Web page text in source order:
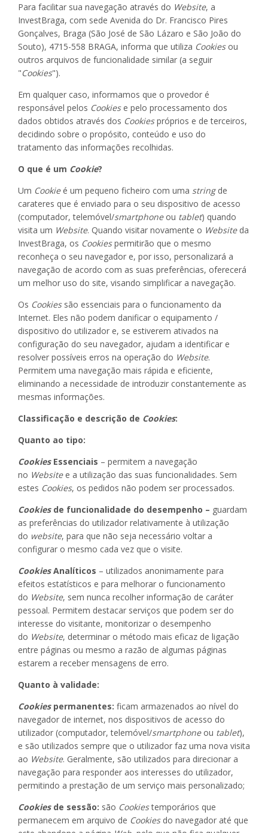
Para facilitar sua navegação através do Website, a
InvestBraga, com sede Avenida do Dr. Francisco Pires
Gonçalves, Braga (São José de São Lázaro e São João do
Souto), 4715-558 BRAGA, informa que utiliza Cookiesou
outros arquivos de funcionalidade similar (a seguir
"Cookies").
Em qualquer caso, informamos que o provedor é
responsável pelos Cookiese pelo processamento dos
dados obtidos através dos Cookiespróprios e de terceiros,
decidindo sobre o propósito, conteúdo e uso do
tratamento das informações recolhidas.
O que é um Cookie?
Um Cookieé um pequeno ficheiro com uma stringde
carateres que é enviado para o seu dispositivo de acesso
(computador, telemóvel/smartphoneou tablet) quando
visita um Website. Quando visitar novamente o Websiteda
InvestBraga, os Cookiespermitirão que o mesmo
reconheça o seu navegador e, por isso, personalizará a
navegação de acordo com as suas preferências, oferecerá
um melhor uso do site, visando simplificar a navegação.
Os Cookiessão essenciais para o funcionamento da
Internet. Eles não podem danificar o equipamento /
dispositivo do utilizador e, se estiverem ativados na
configuração do seu navegador, ajudam a identificar e
resolver possíveis erros na operação do Website.
Permitem uma navegação mais rápida e eficiente,
eliminando a necessidade de introduzir constantemente as
mesmas informações.
Classificação e descrição de Cookies:
Quanto ao tipo:
CookiesEssenciais – permitem a navegação
no Websitee a utilização das suas funcionalidades. Sem
estes Cookies, os pedidos não podem ser processados.
Cookiesde funcionalidade do desempenho – guardam
as preferências do utilizador relativamente à utilização
do website, para que não seja necessário voltar a
configurar o mesmo cada vez que o visite.
CookiesAnalíticos – utilizados anonimamente para
efeitos estatísticos e para melhorar o funcionamento
do Website, sem nunca recolher informação de caráter
pessoal. Permitem destacar serviços que podem ser do
interesse do visitante, monitorizar o desempenho
do Website, determinar o método mais eficaz de ligação
entre páginas ou mesmo a razão de algumas páginas
estarem a receber mensagens de erro.
Quanto à validade:
Cookiespermanentes: ficam armazenados ao nível do
navegador de internet, nos dispositivos de acesso do
utilizador (computador, telemóvel/smartphoneou tablet),
e são utilizados sempre que o utilizador faz uma nova visita
ao Website. Geralmente, são utilizados para direcionar a
navegação para responder aos interesses do utilizador,
permitindo a prestação de um serviço mais personalizado;
Cookiesde sessão: são Cookiestemporários que
permanecem em arquivo de Cookiesdo navegador até que